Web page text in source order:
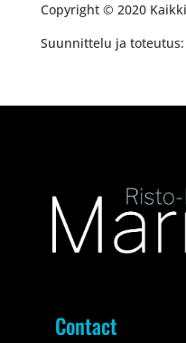
Copyright © 2020
Suunnittelu ja toteutus:
Contact